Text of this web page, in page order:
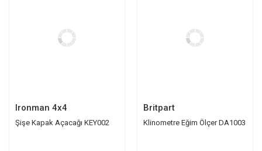
Ironman 4x4
Şişe Kapak Açacağı KEY002
Britpart
Klinometre Eğim Ölçer DA1003